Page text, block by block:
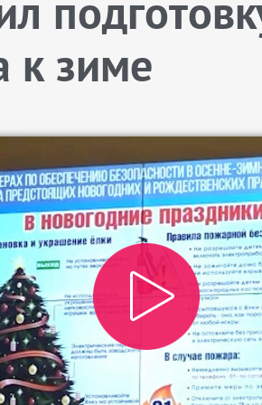
к зиме